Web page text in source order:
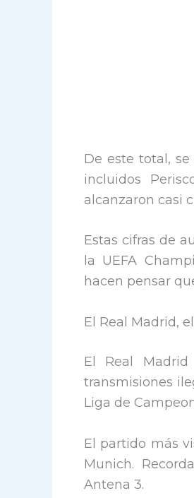
De este total,
incluidos
alcanzaron casi
Estas cifras de
la UEFA
hacen pensar
El Real Madrid,
El Real Madrid
transmisiones
Liga de
El partido más
Munich.
Antena 3.